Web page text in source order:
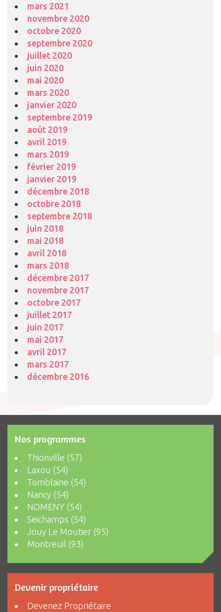
mars 2021
novembre 2020
octobre 2020
septembre 2020
juillet 2020
juin 2020
mai 2020
mars 2020
janvier 2020
septembre 2019
août 2019
avril 2019
mars 2019
février 2019
janvier 2019
décembre 2018
octobre 2018
septembre 2018
juin 2018
mai 2018
avril 2018
mars 2018
décembre 2017
novembre 2017
octobre 2017
juillet 2017
juin 2017
mai 2017
avril 2017
mars 2017
décembre 2016
Nos programmes
Thionville (57)
Laxou (54)
Tomblaine (54)
Nancy (54)
NOMENY (54)
Seichamps (54)
Jouy Le Moutier (95)
Montreuil (93)
Devenir propriétaire
Devenez Propriétaire